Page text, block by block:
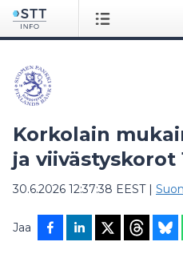
Korkolain
ja viivästyskorot
30.6.2026 12:37:38 EEST|
Jaa